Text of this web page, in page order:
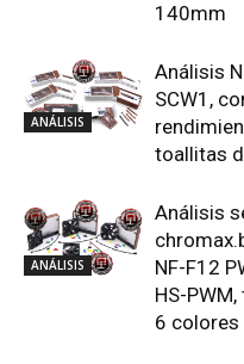
140mm
ANÁLISIS
Análisis
SCW1,
toallitas
ANÁLISIS
Análisis
NF-F12
HS-
6 colores